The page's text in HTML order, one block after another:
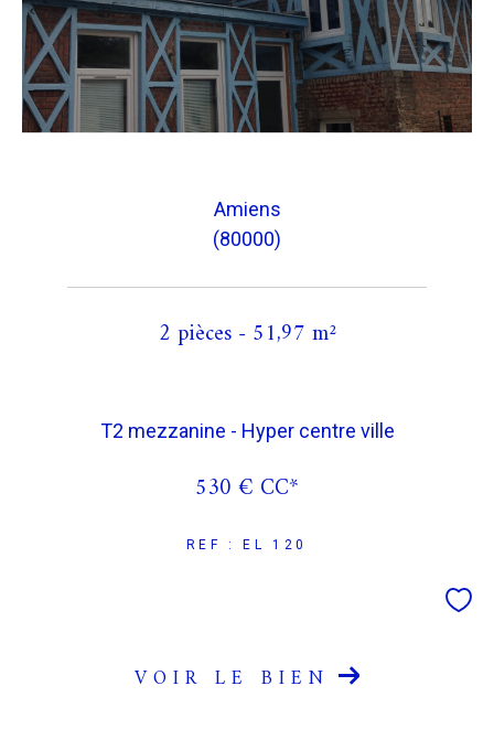
Amiens
(80000)
2 pièces - 51,97 m²
T2 mezzanine - Hyper centre ville
530 € CC*
REF : EL 120
VOIR LE BIEN